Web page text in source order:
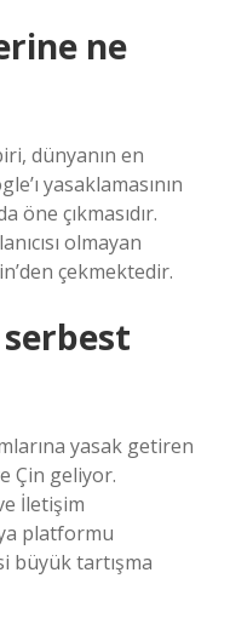
ne
dünyanın en
yasaklamasının
öne çıkmasıdır.
olmayan
çekmektedir.
yasak getiren
Çin geliyor.
İletişim
platformu
büyük tartışma